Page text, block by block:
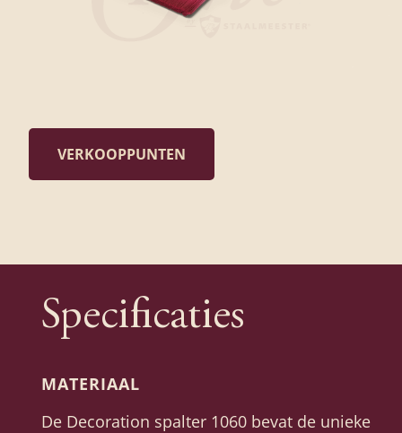
VERKOOPPUNTEN
Specificaties
MATERIAAL
De Decoration spalter 1060 bevat de unieke